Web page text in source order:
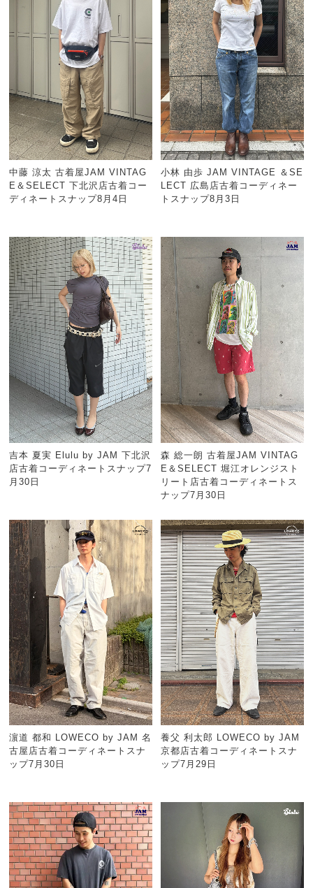
中藤 涼太 古着屋JAM VINTAG
E＆SELECT 下北沢店古着コー
ディネートスナップ8月4日
小林 由歩 JAM VINTAGE ＆SE
LECT 広島店古着コーディネー
トスナップ8月3日
吉本 夏実 Elulu by JAM 下北沢
店古着コーディネートスナップ7
月30日
森 総一朗 古着屋JAM VINTAG
E＆SELECT 堀江オレンジスト
リート店古着コーディネートス
ナップ7月30日
濵道 都和 LOWECO by JAM 名
古屋店古着コーディネートスナ
ップ7月30日
養父 利太郎 LOWECO by JAM
京都店古着コーディネートスナ
ップ7月29日